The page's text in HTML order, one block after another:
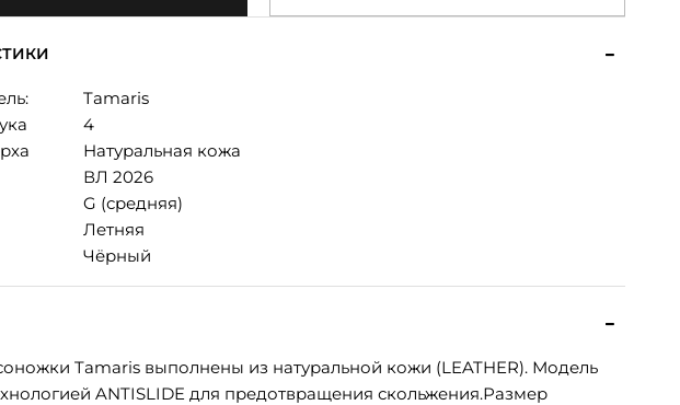
Tamaris
4
Натуральная кожа
ВЛ 2026
G (средняя)
Летняя
Чёрный
Tamaris выполнены из натуральной кожи (LEATHER). Модель
ANTISLIDE для предотвращения скольжения.Размер